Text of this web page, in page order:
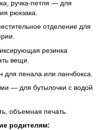
ручка-петля — для
рюкзака.
отделение для
резинка
вещи.
пенала или ланчбокса.
— для бутылочки с водой
объемная печать.
родителям: